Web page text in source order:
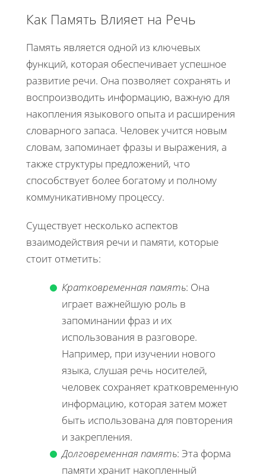
Как Память Влияет на Речь
Память является одной из ключевых
функций, которая обеспечивает успешное
развитие речи. Она позволяет сохранять и
воспроизводить информацию, важную для
накопления языкового опыта и расширения
словарного запаса. Человек учится новым
словам, запоминает фразы и выражения, а
также структуры предложений, что
способствует более богатому и полному
коммуникативному процессу.
Существует несколько аспектов
взаимодействия речи и памяти, которые
стоит отметить:
Кратковременная память: Она
играет важнейшую роль в
запоминании фраз и их
использования в разговоре.
Например, при изучении нового
языка, слушая речь носителей,
человек сохраняет кратковременную
информацию, которая затем может
быть использована для повторения
и закрепления.
Долговременная память: Эта форма
памяти хранит накопленный